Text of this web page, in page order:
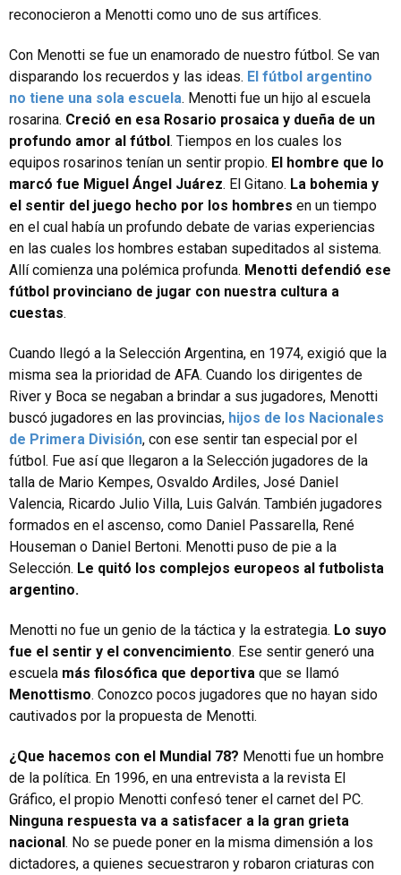
reconocieron a Menotti como uno de sus artífices.
Con Menotti se fue un enamorado de nuestro fútbol. Se van
disparando los recuerdos y las ideas. El fútbol argentino
no tiene una sola escuela. Menotti fue un hijo al escuela
rosarina. Creció en esa Rosario prosaica y dueña de un
profundo amor al fútbol. Tiempos en los cuales los
equipos rosarinos tenían un sentir propio. El hombre que lo
marcó fue Miguel Ángel Juárez. El Gitano. La bohemia y
el sentir del juego hecho por los hombres en un tiempo
en el cual había un profundo debate de varias experiencias
en las cuales los hombres estaban supeditados al sistema.
Allí comienza una polémica profunda. Menotti defendió ese
fútbol provinciano de jugar con nuestra cultura a
cuestas.
Cuando llegó a la Selección Argentina, en 1974, exigió que la
misma sea la prioridad de AFA. Cuando los dirigentes de
River y Boca se negaban a brindar a sus jugadores, Menotti
buscó jugadores en las provincias, hijos de los Nacionales
de Primera División, con ese sentir tan especial por el
fútbol. Fue así que llegaron a la Selección jugadores de la
talla de Mario Kempes, Osvaldo Ardiles, José Daniel
Valencia, Ricardo Julio Villa, Luis Galván. También jugadores
formados en el ascenso, como Daniel Passarella, René
Houseman o Daniel Bertoni. Menotti puso de pie a la
Selección. Le quitó los complejos europeos al futbolista
argentino.
Menotti no fue un genio de la táctica y la estrategia. Lo suyo
fue el sentir y el convencimiento. Ese sentir generó una
escuela más filosófica que deportiva que se llamó
Menottismo. Conozco pocos jugadores que no hayan sido
cautivados por la propuesta de Menotti.
¿Que hacemos con el Mundial 78? Menotti fue un hombre
de la política. En 1996, en una entrevista a la revista El
Gráfico, el propio Menotti confesó tener el carnet del PC.
Ninguna respuesta va a satisfacer a la gran grieta
nacional. No se puede poner en la misma dimensión a los
dictadores, a quienes secuestraron y robaron criaturas con